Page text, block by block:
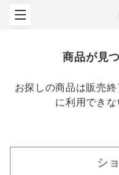
商品が見
お探しの商品は販売
に利用できな
シ